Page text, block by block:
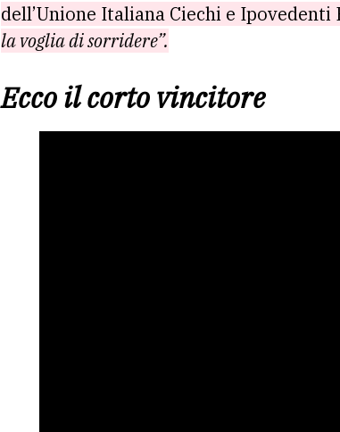
dell’Unione Italiana Ciechi e
la voglia di sorridere”.
Ecco il corto vincitore